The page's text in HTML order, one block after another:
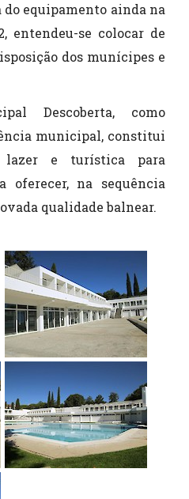
equipamento ainda na
entendeu-se colocar de
dos munícipes e
Descoberta, como
municipal, constitui
lazer e turística para
oferecer, na sequência
qualidade balnear.